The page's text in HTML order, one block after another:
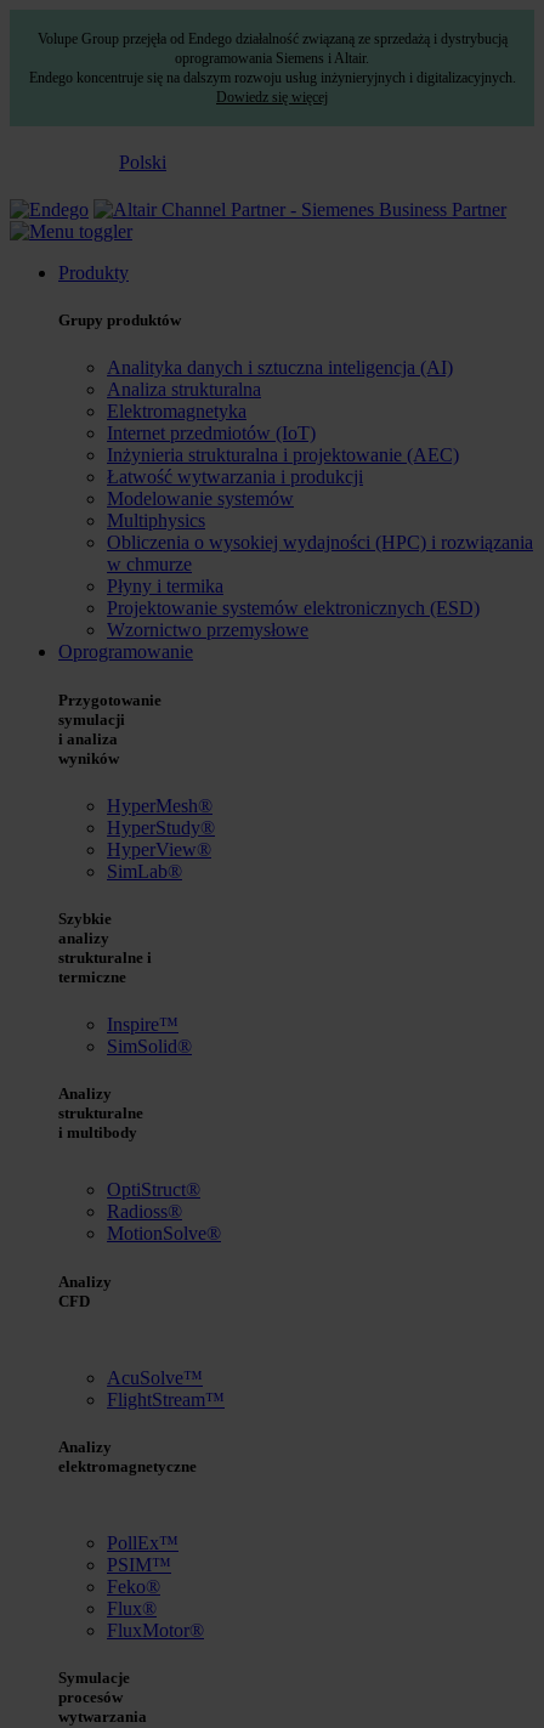
Volupe Group przejęła od Endego działalność związaną ze sprzedażą i dystrybucją
oprogramowania Siemens i Altair.
Endego koncentruje się na dalszym rozwoju usług inżynieryjnych i digitalizacyjnych.
Dowiedz się więcej
Polski
Produkty
Grupy produktów
Analityka danych i sztuczna inteligencja (AI)
Analiza strukturalna
Elektromagnetyka
Internet przedmiotów (IoT)
Inżynieria strukturalna i projektowanie (AEC)
Łatwość wytwarzania i produkcji
Modelowanie systemów
Multiphysics
Obliczenia o wysokiej wydajności (HPC) i rozwiązania
w chmurze
Płyny i termika
Projektowanie systemów elektronicznych (ESD)
Wzornictwo przemysłowe
Oprogramowanie
Przygotowanie
symulacji
i analiza
wyników
HyperMesh®
HyperStudy®
HyperView®
SimLab®
Szybkie
analizy
strukturalne i
termiczne
Inspire™
SimSolid®
Analizy
strukturalne
i multibody
OptiStruct®
Radioss®
MotionSolve®
Analizy
CFD
AcuSolve™
FlightStream™
Analizy
elektromagnetyczne
PollEx™
PSIM™
Feko®
Flux®
FluxMotor®
Symulacje
procesów
wytwarzania